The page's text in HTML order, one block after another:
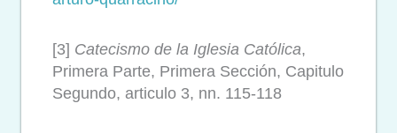
[3] Catecismo de la Iglesia Católica,
Primera Parte, Primera Sección, Capitulo
Segundo, articulo 3, nn. 115-118